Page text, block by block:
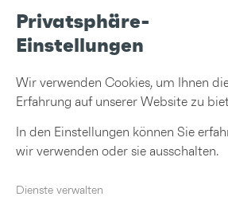
Privatsphäre-
Einstellungen
Wir verwenden Cookies, um Ihnen
Erfahrung auf unserer Website zu
In den Einstellungen können Sie
wir verwenden oder sie ausschalten.
Dienste verwalten
As part of a comprehensive redesign of
corporate identity, Hoyer
corresponding app redesign. The color
optimize the user experience.